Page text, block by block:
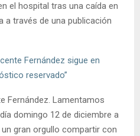
el hospital tras una caída en
a través de una publicación
Fernández sigue en
reservado”
Fernández. Lamentamos
domingo 12 de diciembre a
gran orgullo compartir con